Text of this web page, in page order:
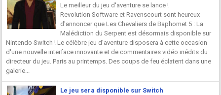
Le meilleur du jeu d'aventure se lance !
Revolution Software et Ravenscourt sont heureux
d'annoncer que Les Chevaliers de Baphomet 5 : La
Malédiction du Serpent est désormais disponible sur
Nintendo Switch ! Le célèbre jeu d'aventure disposera à cette occasion
d'une nouvelle interface innovante et de commentaires vidéo inédits du
directeur du jeu. Paris au printemps. Des coups de feu éclatent dans une
galerie...
Le jeu sera disponible sur Switch